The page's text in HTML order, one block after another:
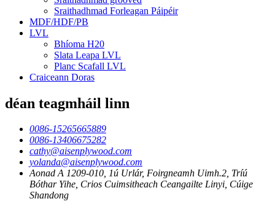
Sraithadhmad Forleagan Páipéir
MDF/HDF/PB
LVL
Bhíoma H20
Slata Leapa LVL
Planc Scafall LVL
Craiceann Doras
déan teagmháil linn
0086-15265665889
0086-13406675282
cathy@aisenplywood.com
yolanda@aisenplywood.com
Aonad A 1209-010, 1ú Urlár, Foirgneamh Uimh.2, Tríú
Bóthar Yihe, Crios Cuimsitheach Ceangailte Linyi, Cúige
Shandong